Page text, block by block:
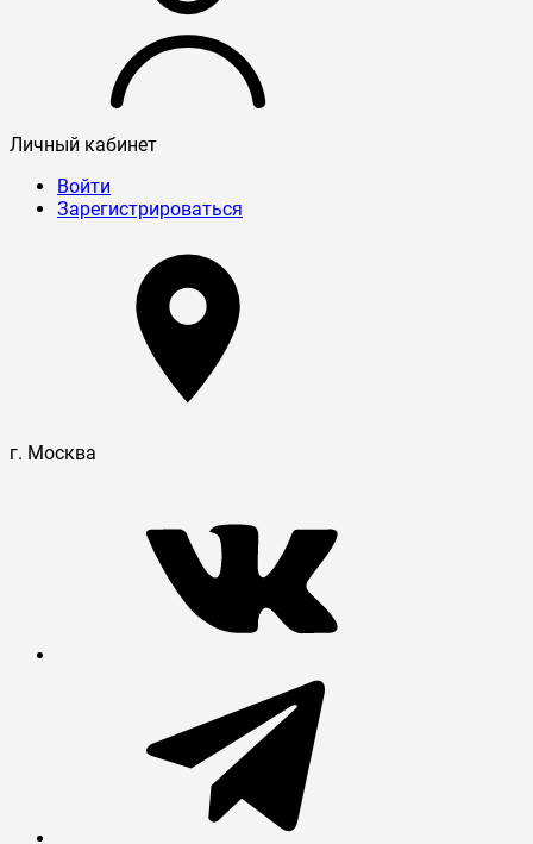
Личный кабинет
Войти
Зарегистрироваться
г. Москва